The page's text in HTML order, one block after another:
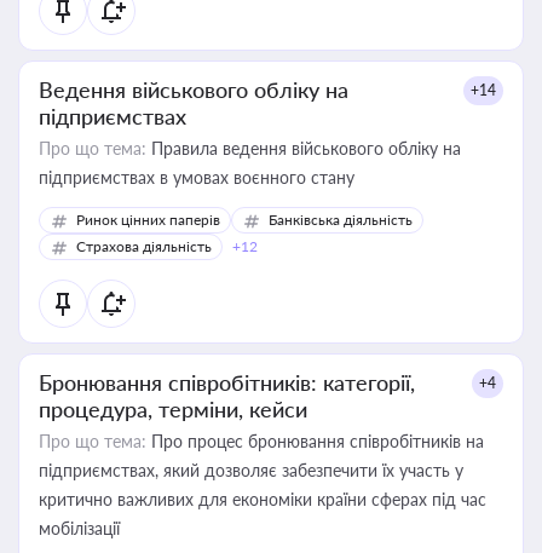
Ведення військового обліку на
підприємствах
+14
Про що тема: Правила ведення військового обліку на
підприємствах в умовах воєнного стану
Ринок цінних паперів
Банківська діяльність
Страхова діяльність
+12
Бронювання співробітників: категорії,
процедура, терміни, кейси
+4
Про що тема: Про процес бронювання співробітників на
підприємствах, який дозволяє забезпечити їх участь у
критично важливих для економіки країни сферах під час
мобілізації